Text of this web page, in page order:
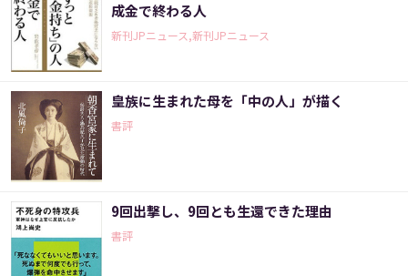
成金で終わる人
新刊JPニュース,新刊JPニュース
皇族に生まれた母を「中の人」が描く
書評
9回出撃し、9回とも生還できた理由
書評